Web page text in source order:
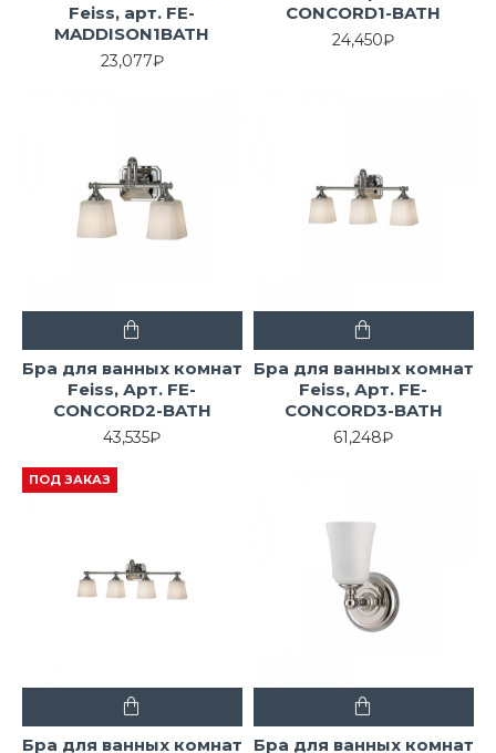
Feiss, арт. FE-
MADDISON1BATH
23,077₽
CONCORD1-BATH
24,450₽
Бра для ванных комнат
Feiss, Арт. FE-
CONCORD2-BATH
43,535₽
Бра для ванных комнат
Feiss, Арт. FE-
CONCORD3-BATH
61,248₽
ПОД ЗАКАЗ
Бра для ванных комнат Бра для ванных комнат